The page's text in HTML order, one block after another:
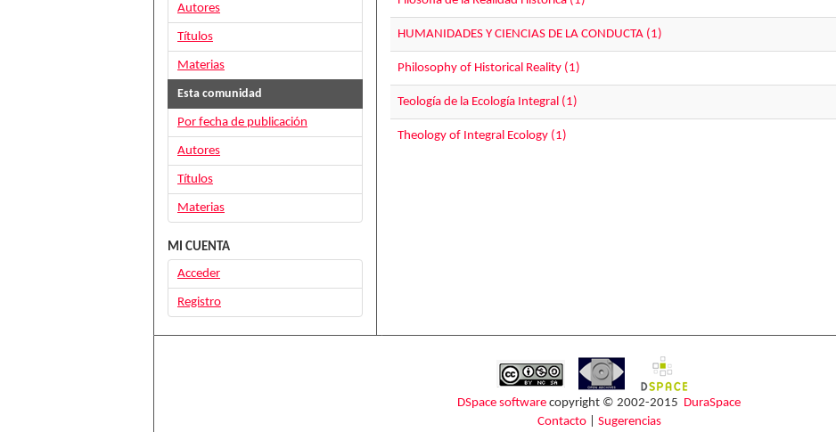
HUMANIDADES Y CIENCIAS DE LA CONDUCTA (1)
Philosophy of Historical Reality (1)
Teología de la Ecología Integral (1)
Theology of Integral Ecology (1)
Autores
Títulos
Materias
Esta comunidad
Por fecha de publicación
Autores
Títulos
Materias
MI CUENTA
Acceder
Registro
DSpace software copyright © 2002-2015 DuraSpace
Contacto| Sugerencias